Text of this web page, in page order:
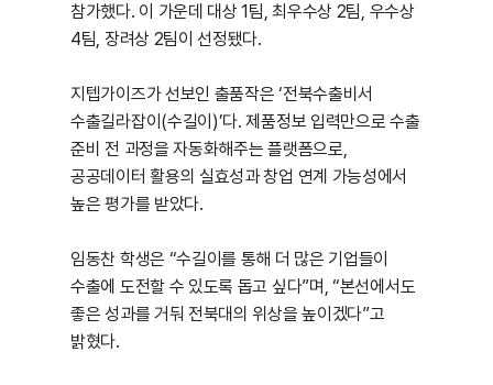
참가했다. 이 가운데 대상 1팀, 최우수상 2팀, 우수상
4팀, 장려상 2팀이 선정됐다.
지텝가이즈가 선보인 출품작은 ‘전북수출비서
수출길라잡이(수길이)’다. 제품정보 입력만으로 수출
준비 전 과정을 자동화해주는 플랫폼으로,
공공데이터 활용의 실효성과 창업 연계 가능성에서
높은 평가를 받았다.
임동찬 학생은 “수길이를 통해 더 많은 기업들이
수출에 도전할 수 있도록 돕고 싶다”며, “본선에서도
좋은 성과를 거둬 전북대의 위상을 높이겠다”고
밝혔다.